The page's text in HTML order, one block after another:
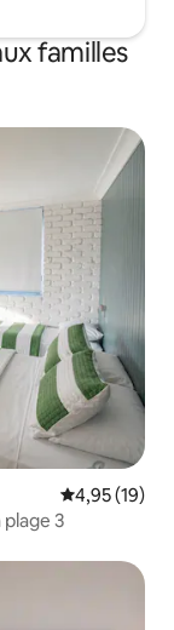
familles
Évaluation
4,95 (19)
plage 3